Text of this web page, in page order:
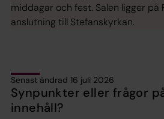
middagar och fest. Salen ligger på
anslutning till Stefanskyrkan.
Senast ändrad 16 juli 2026
Synpunkter eller frågor
innehåll?